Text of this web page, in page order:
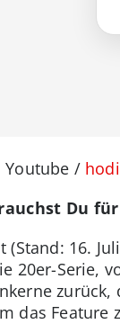
Youtube /
Du für
(Stand: 16.
20er-Serie,
das Feature